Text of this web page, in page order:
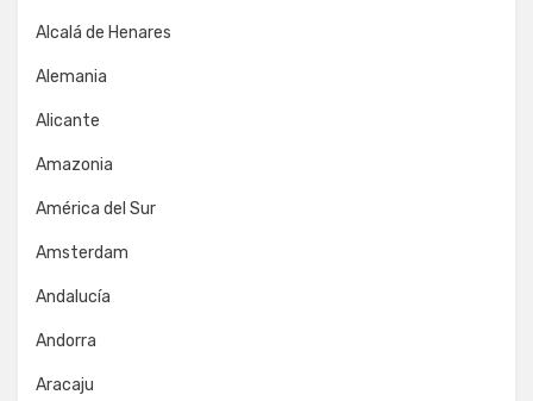
Alcalá de Henares
Alemania
Alicante
Amazonia
América del Sur
Amsterdam
Andalucía
Andorra
Aracaju